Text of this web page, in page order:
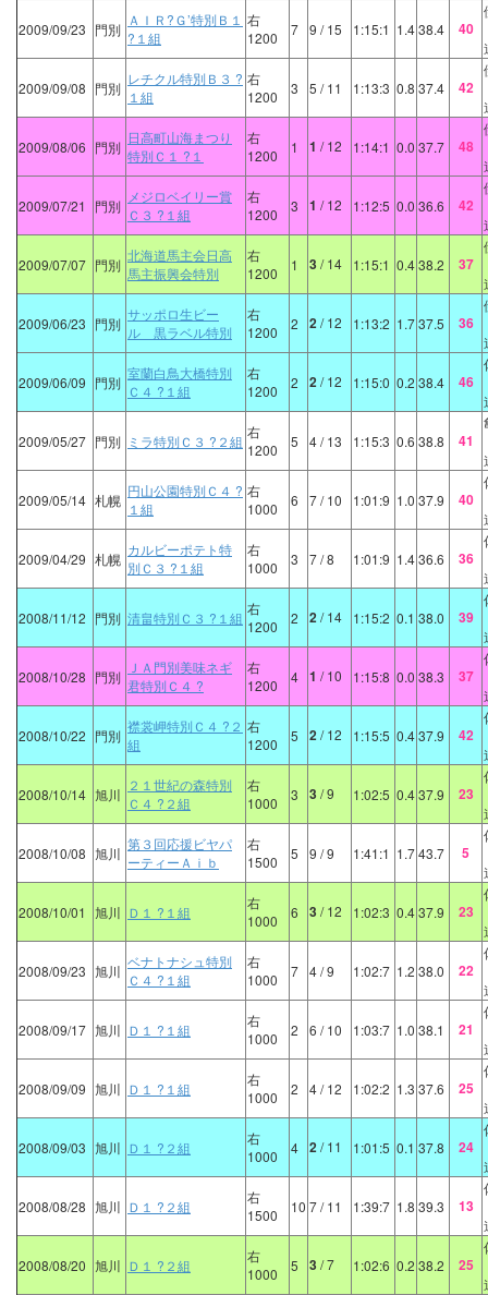
2009/09/23 門別
ＡＩＲ?Ｇ’特別Ｂ１
?１組
右
1200
7 9 / 15 1:15:1 1.438.4 40
2009/09/08 門別
レチクル特別Ｂ３ ?
１組
右
1200
3 5 / 11 1:13:3 0.8 37.4 42
2009/08/06 門別
日高町山海まつり
特別Ｃ１ ?１
右
1200
1 1 / 12 1:14:1 0.0 37.7 48
2009/07/21 門別
メジロベイリー賞
Ｃ３ ?１組
右
1200
3 1 / 12 1:12:5 0.0 36.6 42
2009/07/07 門別
北海道馬主会日高
馬主振興会特別
右
1200
1 3/ 14 1:15:1 0.438.2 37
2009/06/23 門別
サッポロ生ビー
ル 黒ラベル特別
右
1200
2 2/ 12 1:13:2 1.737.5 36
2009/06/09 門別
室蘭白鳥大橋特別
Ｃ４ ?１組
右
1200
2 2/ 12 1:15:0 0.2 38.4 46
2009/05/27 門別 ミラ特別Ｃ３ ?２組
右
1200
5 4/ 13 1:15:3 0.6 38.8 41
2009/05/14 札幌
円山公園特別Ｃ４ ?
１組
右
1000
6 7/ 10 1:01:9 1.0 37.9 40
2009/04/29 札幌
カルビーポテト特
別Ｃ３ ?１組
右
1000
3 7/ 8 1:01:9 1.436.6 36
2008/11/12 門別 清畠特別Ｃ３ ?１組
右
1200
2 2/ 14 1:15:2 0.1 38.0 39
2008/10/28 門別
ＪＡ門別美味ネギ
君特別Ｃ４ ?
右
1200
4 1 / 10 1:15:8 0.0 38.3 37
2008/10/22 門別
襟裳岬特別Ｃ４ ?２
組
右
1200
5 2/ 12 1:15:5 0.437.9 42
2008/10/14 旭川
２１世紀の森特別
Ｃ４ ?２組
右
1000
3 3/ 9 1:02:5 0.437.9 23
2008/10/08 旭川
第３回応援ビヤパ
ーティーＡｉｂ
右
1500
5 9 / 9 1:41:1 1.743.7 5
2008/10/01 旭川 Ｄ１ ?１組
右
1000
6 3/ 12 1:02:3 0.437.9 23
2008/09/23 旭川
ベナトナシュ特別
Ｃ４ ?１組
右
1000
7 4/ 9 1:02:7 1.2 38.0 22
2008/09/17 旭川 Ｄ１ ?１組
右
1000
2 6 / 10 1:03:7 1.0 38.1 21
2008/09/09 旭川 Ｄ１ ?１組
右
1000
2 4/ 12 1:02:2 1.3 37.6 25
2008/09/03 旭川 Ｄ１ ?２組
右
1000
4 2/ 11 1:01:5 0.1 37.8 24
2008/08/28 旭川 Ｄ１ ?２組
右
1500
10 7/ 11 1:39:7 1.8 39.3 13
2008/08/20 旭川 Ｄ１ ?２組
右
1000
5 3/ 7 1:02:6 0.2 38.2 25